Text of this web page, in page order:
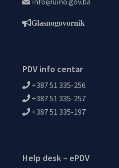
Glasnogovornik
PDV info centar
+387 51 335-256
+387 51 335-257
+387 51 335-197
Help desk – ePDV